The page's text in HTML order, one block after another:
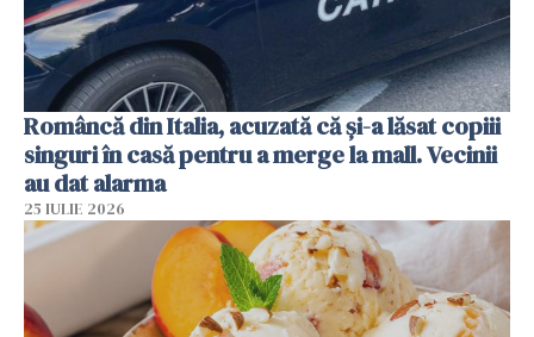
Româncă din Italia, acuzată că și-a lăsat copiii
singuri în casă pentru a merge la mall. Vecinii
au dat alarma
25 IULIE 2026